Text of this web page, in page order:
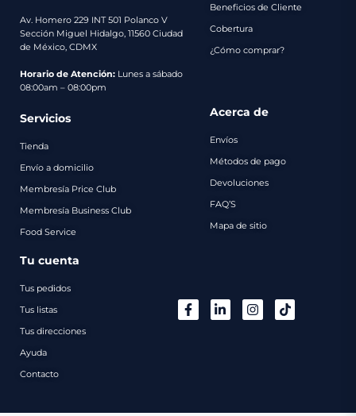
Av. Homero 229 INT 501 Polanco V
Sección Miguel Hidalgo, 11560 Ciudad
de México, CDMX
Horario de Atención: Lunes a sábado
08:00am – 08:00pm
Beneficios de Cliente
Cobertura
¿Cómo comprar?
Servicios
Tienda
Envío a domicilio
Membresía Price Club
Membresía Business Club
Food Service
Acerca de
Envíos
Métodos de pago
Devoluciones
FAQ’S
Mapa de sitio
Tu cuenta
Tus pedidos
Tus listas
Tus direcciones
Ayuda
Contacto
Métodos
de